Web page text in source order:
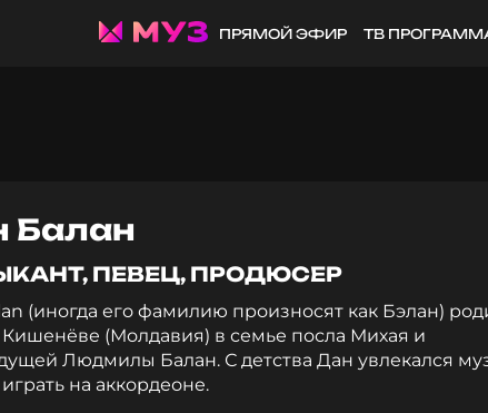
ПРЯМОЙ ЭФИР ТВ
Балан
ПЕВЕЦ, ПРОДЮСЕР
(иногда его фамилию произносят как Бэлан)
Кишенёве (Молдавия) в семье посла Михая и
Людмилы Балан. С детства Дан увлекался
на аккордеоне.